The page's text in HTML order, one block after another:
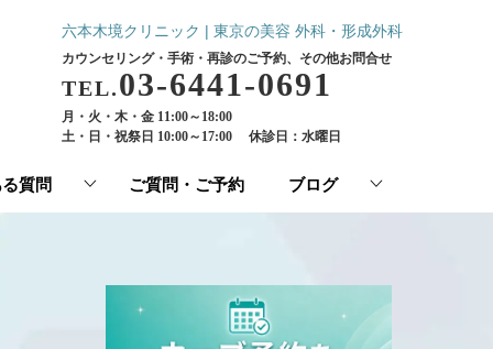
六本木境クリニック | 東京の美容 外科・形成外科
カウンセリング・手術・再診のご予約、その他お問合せ
TEL.03-6441-0691
月・火・木・金 11:00～18:00
土・日・祝祭日 10:00～17:00
休診日：水曜日
質問 ご質問・ご予約 ブログ